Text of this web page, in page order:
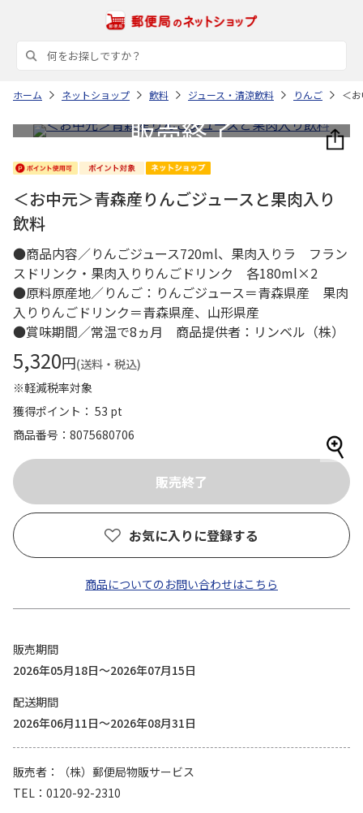
ホーム ネットショップ 飲料 ジュース・清涼飲料 りんご ＜
＜お中元＞青森産りんごジュースと果肉入り
飲料
●商品内容／りんごジュース720ml、果肉入りラ フラン
スドリンク・果肉入りりんごドリンク 各180ml×2
●原料原産地／りんご：りんごジュース＝青森県産 果肉
入りりんごドリンク＝青森県産、山形県産
●賞味期間／常温で8ヵ月 商品提供者：リンベル（株）
5,320円(送料・税込)
※軽減税率対象
獲得ポイント： 53 pt
商品番号
8075680706
お気に入りに登録する
商品についてのお問い合わせはこちら
販売期間
2026年05月18日～2026年07月15日
配送期間
2026年06月11日～2026年08月31日
販売者
（株）郵便局物販サービス
TEL
0120-92-2310